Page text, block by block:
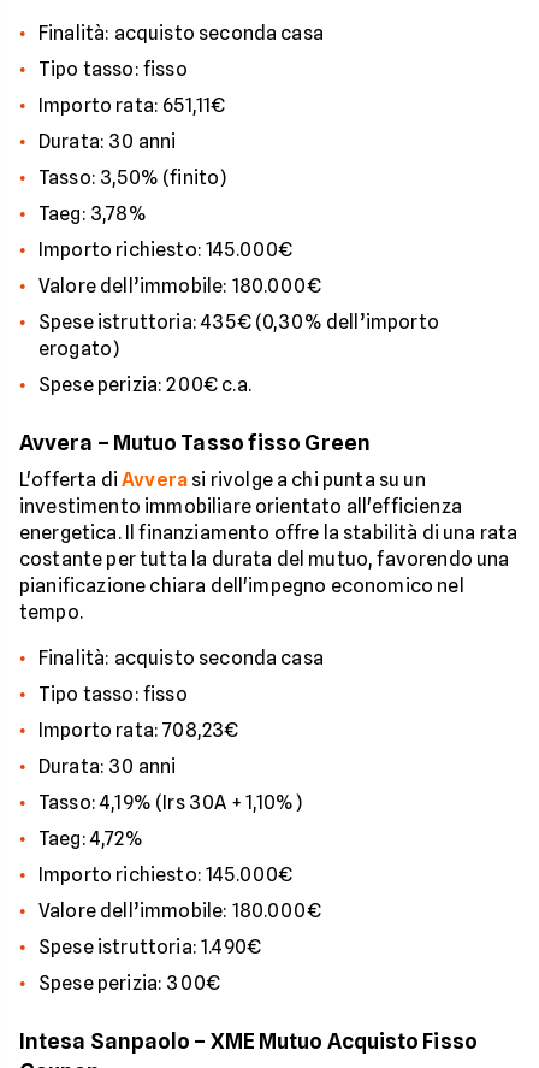
Finalità: acquisto seconda casa
Tipo tasso: fisso
Importo rata: 651,11€
Durata: 30 anni
Tasso: 3,50% (finito)
Taeg: 3,78%
Importo richiesto: 145.000€
Valore dell’immobile: 180.000€
Spese istruttoria: 435€ (0,30% dell’importo
erogato)
Spese perizia: 200€ c.a.
Avvera – Mutuo Tasso fisso Green
L'offerta diAvvera si rivolge a chi punta su un
investimento immobiliare orientato all'efficienza
energetica. Il finanziamento offre la stabilità di una rata
costante per tutta la durata del mutuo, favorendo una
pianificazione chiara dell'impegno economico nel
tempo.
Finalità: acquisto seconda casa
Tipo tasso: fisso
Importo rata: 708,23€
Durata: 30 anni
Tasso: 4,19% (Irs 30A + 1,10%)
Taeg: 4,72%
Importo richiesto: 145.000€
Valore dell’immobile: 180.000€
Spese istruttoria: 1.490€
Spese perizia: 300€
Intesa Sanpaolo – XME Mutuo Acquisto Fisso